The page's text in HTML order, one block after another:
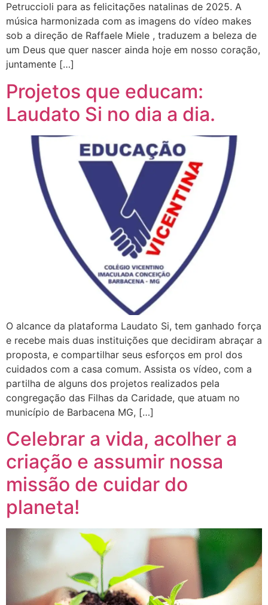
Petruccioli para as felicitações natalinas de 2025. A
música harmonizada com as imagens do vídeo makes
sob a direção de Raffaele Miele , traduzem a beleza de
um Deus que quer nascer ainda hoje em nosso coração,
juntamente […]
Projetos que educam:
Laudato Si no dia a dia.
O alcance da plataforma Laudato Si, tem ganhado força
e recebe mais duas instituições que decidiram abraçar a
proposta, e compartilhar seus esforços em prol dos
cuidados com a casa comum. Assista os vídeo, com a
partilha de alguns dos projetos realizados pela
congregação das Filhas da Caridade, que atuam no
município de Barbacena MG, […]
Celebrar a vida, acolher a
criação e assumir nossa
missão de cuidar do
planeta!